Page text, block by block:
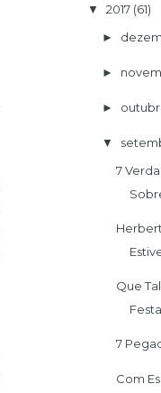
▼ 2017 (61)
►
►
►
▼
7
Que
Festa
7
Com